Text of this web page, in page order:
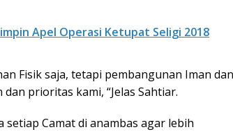
Apel Operasi Ketupat Seligi 2018
Fisik saja, tetapi pembangunan Iman dan
prioritas kami, “Jelas Sahtiar.
Camat di anambas agar lebih